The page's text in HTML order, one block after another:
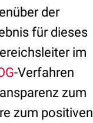
der
für dieses
im
-Verfahren
zum
zum positiven